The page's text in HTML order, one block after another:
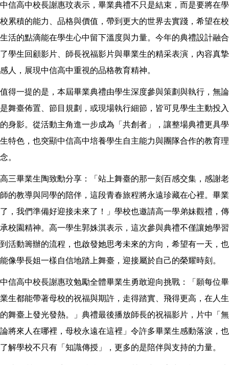
中信高中校長謝惠玟表示，畢業典禮不只是結束，而是要將在學
校累積的能力、品格與價值，帶到更大的世界去實踐，希望在校
生活的點滴能在學生心中留下溫度與力量。今年的典禮設計融合
了學生回顧影片、師長祝福影片與畢業生的精采表演，內容真摯
感人，展現中信高中重視的品格教育精神。
值得一提的是，本屆畢業典禮由學生深度參與策劃與執行，無論
是舞臺佈置、節目規劃，或現場執行細節，皆可見學生主動投入
的身影。從活動主角進一步成為「共創者」，讓整場典禮更具學
生特色，也突顯中信高中培養學生自主能力與團隊合作的教育理
念。
高三畢業生陶致勳分享：「站上舞臺的那一刻百感交集，感謝老
師的教導與同學的陪伴，這段青春旅程將永遠珍藏在心裡。畢業
了，我們準備好迎接未來了！」學校也邀請高一學弟妹觀禮，傳
承校園精神。高一學生郭姝淇表示，這次參與典禮不僅讓她學習
到活動籌辦的流程，也啟發她思考未來的方向，希望有一天，也
能像學長姐一樣自信地踏上舞臺，迎接屬於自己的榮耀時刻。
中信高中校長謝惠玟勉勵全體畢業生勇敢迎向挑戰：「願每位畢
業生都能帶著母校的祝福與期許，走得踏實、飛得更高，在人生
的舞臺上發光發熱。」典禮最後播放師長的祝福影片，片中「無
論將來人在哪裡，母校永遠在這裡」令許多畢業生感動落淚，也
了解學校不只有「知識傳授」，更多的是陪伴與支持的力量。